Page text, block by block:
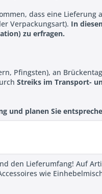
dass eine Lieferung
Verpackungsart). In
zu erfragen.
Pfingsten), an
Streiks im Transport-
und planen Sie
den Lieferumfang! Auf
wie